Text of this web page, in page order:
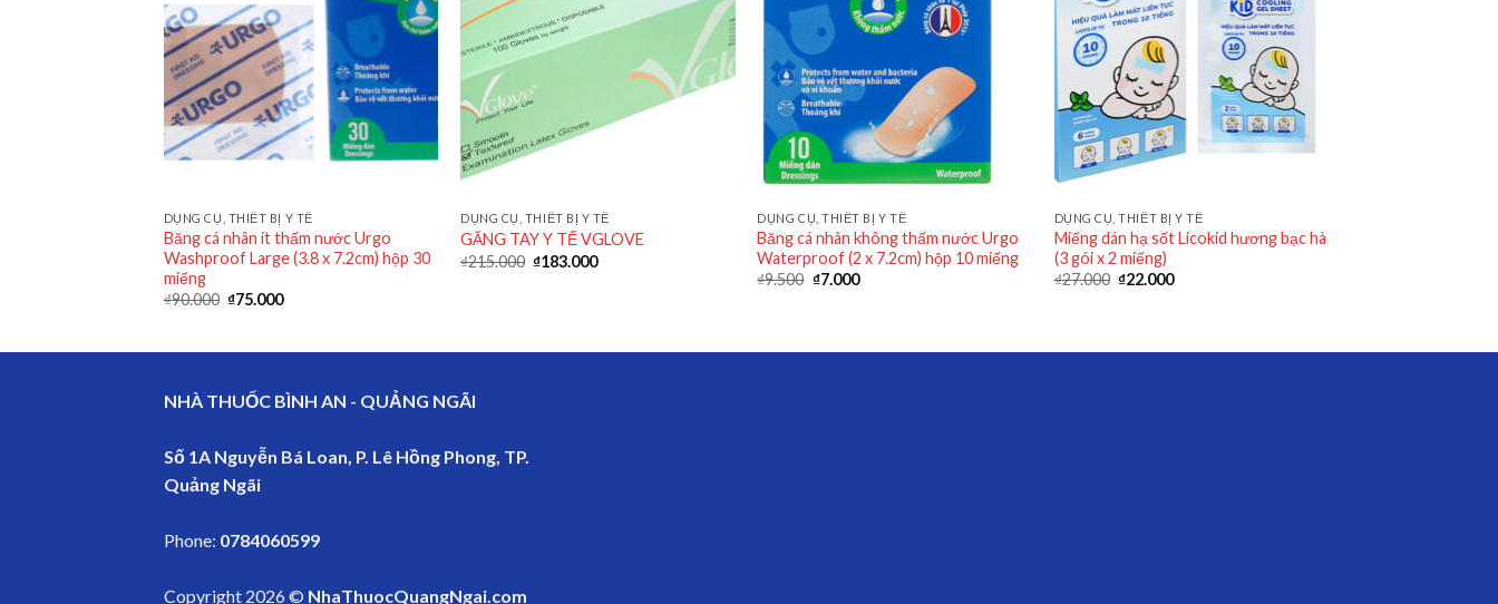
DỤNG CỤ, THIẾT BỊ Y TẾ
Băng cá nhân ít thấm nước Urgo
Washproof Large (3.8 x 7.2cm) hộp 30
miếng
₫90.000 ₫75.000
DỤNG CỤ, THIẾT BỊ Y TẾ
GĂNG TAY Y TẾ VGLOVE
₫215.000 ₫183.000
DỤNG CỤ, THIẾT BỊ Y TẾ
Băng cá nhân không thấm nước Urgo
Waterproof (2 x 7.2cm) hộp 10 miếng
₫9.500 ₫7.000
DỤNG CỤ, THIẾT BỊ Y TẾ
Miếng dán hạ sốt Licokid hương bạc hà
(3 gói x 2 miếng)
₫27.000 ₫22.000
NHÀ THUỐC BÌNH AN - QUẢNG NGÃI
Số 1A Nguyễn Bá Loan, P. Lê Hồng Phong, TP.
Quảng Ngãi
Phone: 0784060599
Copyright 2026 © NhaThuocQuangNgai.com